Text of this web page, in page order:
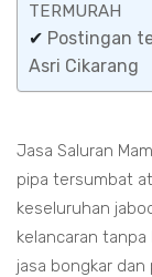
TERMURAH
✔ Postingan
Asri Cikarang
Jasa Saluran
pipa tersumbat
keseluruhan
kelancaran
jasa bongkar